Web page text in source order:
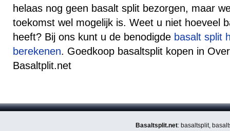
helaas nog geen basalt split bezorgen, maar
toekomst wel mogelijk is. Weet u niet hoeveel
heeft? Bij ons kunt u de benodigde basalt split
berekenen. Goedkoop basaltsplit kopen in
Basaltplit.net
Basaltsplit.net: basaltsplit,